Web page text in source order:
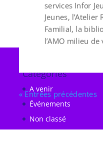
services Infor
Jeunes, l’Atelier
Familial, la
l’AMO milieu
« Entrées précédentes
Catégories
A venir
Événements
Non classé